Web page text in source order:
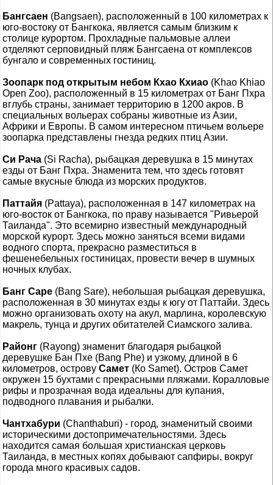
Бангсаен (Bangsaen), расположенный в 100 километрах к
юго-востоку от Бангкока, является самым близким к
столице курортом. Прохладные пальмовые аллеи
отделяют серповидный пляж Бангсаена от комплексов
бунгало и современных гостиниц.
Зоопарк под открытым небом Кхао Кхиао (Khao Khiao
Open Zoo), расположенный в 15 километрах от Банг Пхра
вглубь страны, занимает территорию в 1200 акров. В
специальных вольерах собраны животные из Азии,
Африки и Европы. В самом интересном птичьем вольере
зоопарка представлены гнезда редких птиц Азии.
Си Рача (Si Racha), рыбацкая деревушка в 15 минутах
езды от Банг Пхра. Знаменита тем, что здесь готовят
самые вкусные блюда из морских продуктов.
Паттайя (Pattaya), расположенная в 147 километрах на
юго-восток от Бангкока, по праву называется "Ривьерой
Таиланда". Это всемирно известный международный
морской курорт. Здесь можно заняться всеми видами
водного спорта, прекрасно разместиться в
фешенебельных гостиницах, провести вечер в шумных
ночных клубах.
Банг Cape (Bang Sare), небольшая рыбацкая деревушка,
расположенная в 30 минутах езды к югу от Паттайи. Здесь
можно организовать охоту на акул, марлина, королевскую
макрель, тунца и других обитателей Сиамского залива.
Районг (Rayong) знаменит благодаря рыбацкой
деревушке Бан Пхе (Bang Phe) и узкому, длиной в 6
километров, острову Самет (Ко Samet). Остров Самет
окружен 15 бухтами с прекрасными пляжами. Коралловые
рифы и прозрачная вода идеальны для купания,
подводного плавания и рыбалки.
Чантхабури (Chanthaburi) - город, знаменитый своими
историческими достопримечательностями. Здесь
находится самая большая христианская церковь
Таиланда, в местных копях добывают сапфиры, вокруг
города много красивых садов.